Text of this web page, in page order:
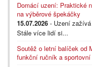
Domácí uzení: Praktické
na výběrové špekáčky
15.07.2026 - Uzení
Stále více lidí si...
Soutěž o letní balíček od
funkční ručník a sportovní